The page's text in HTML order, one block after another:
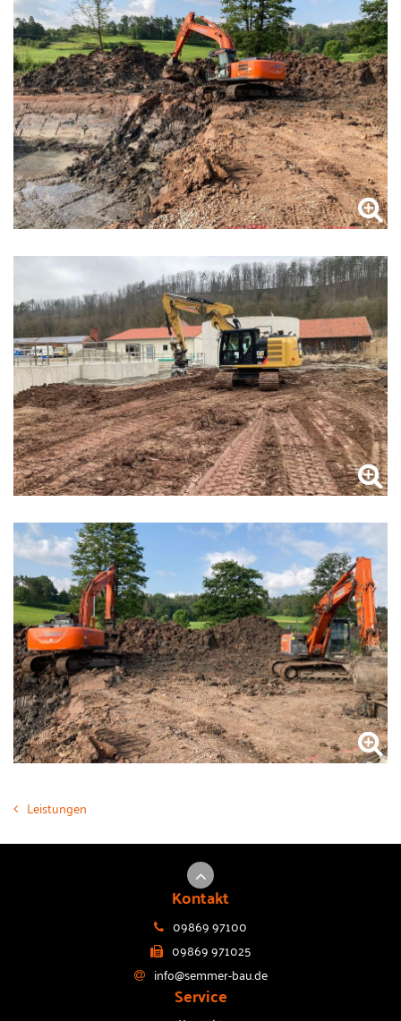
Leistungen
Kontakt
09869 97100
09869 971025
info@semmer-bau.de
Service